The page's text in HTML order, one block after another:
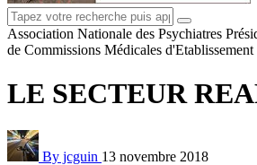
Association Nationale des Psychiatres
de Commissions Médicales
LE SECTEUR
By jcguin 13 novembre 2018